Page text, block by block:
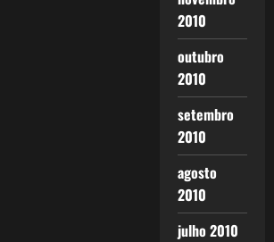
2010
outubro
2010
setembro
2010
agosto
2010
julho 2010